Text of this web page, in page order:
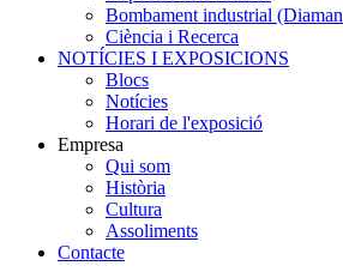
Bombament industrial
Ciència i Recerca
NOTÍCIES I EXPOSICIONS
Blocs
Notícies
Horari de l'exposició
Empresa
Qui som
Història
Cultura
Assoliments
Contacte